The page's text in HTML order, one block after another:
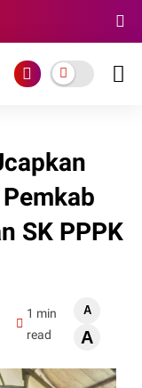
SK PPPK
1 min
read
A
A